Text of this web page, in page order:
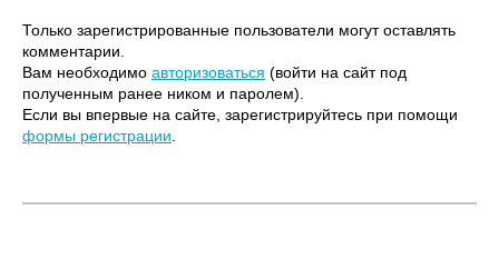
Только зарегистрированные пользователи могут оставлять
комментарии.
Вам необходимо авторизоваться (войти на сайт под
полученным ранее ником и паролем).
Если вы впервые на сайте, зарегистрируйтесь при помощи
формы регистрации